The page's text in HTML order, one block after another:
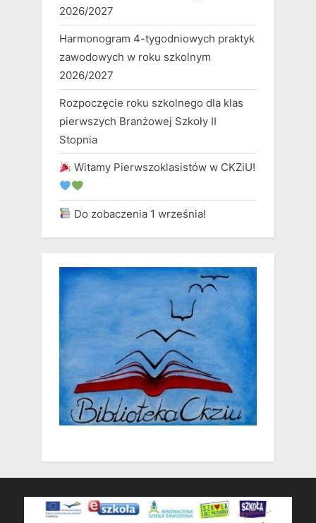
2026/2027
Harmonogram 4-tygodniowych praktyk
zawodowych w roku szkolnym
2026/2027
Rozpoczęcie roku szkolnego dla klas
pierwszych Branżowej Szkoły II
Stopnia
Witamy Pierwszoklasistów w CKZiU!
Do zobaczenia 1 września!